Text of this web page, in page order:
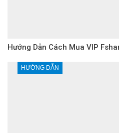
Hướng Dẫn Cách Mua VIP
HƯỚNG DẪN